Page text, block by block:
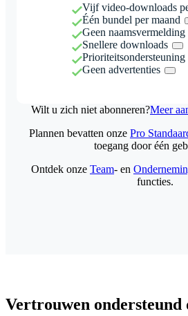
Vijf video-downloads
Één bundel per maand
Geen naamsvermelding
Snellere downloads
Prioriteitsondersteuning
Geen advertenties
Wilt u zich niet abonneren?Meer
Plannen bevatten onze Pro
toegang door één
Ontdek onze Team- en
functies.
Vertrouwen ondersteund